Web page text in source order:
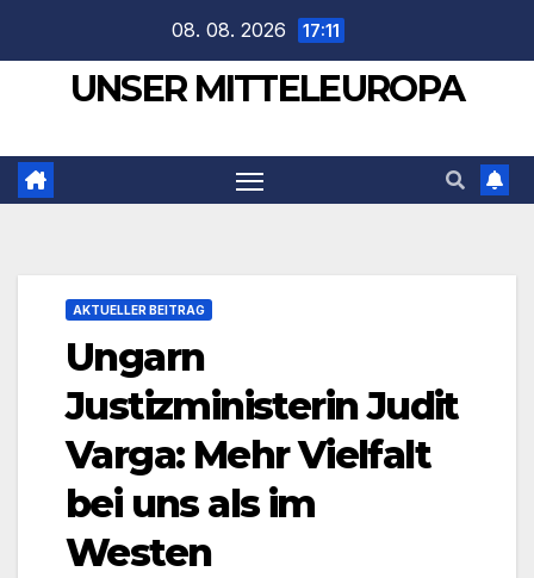
springen
08. 08. 2026 17:11
UNSER MITTELEUROPA
AKTUELLER BEITRAG
Ungarn
Justizministerin Judit
Varga: Mehr Vielfalt
bei uns als im
Westen